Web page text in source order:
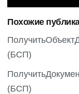
o
u
s
Похожие
(БСП)
(БСП)